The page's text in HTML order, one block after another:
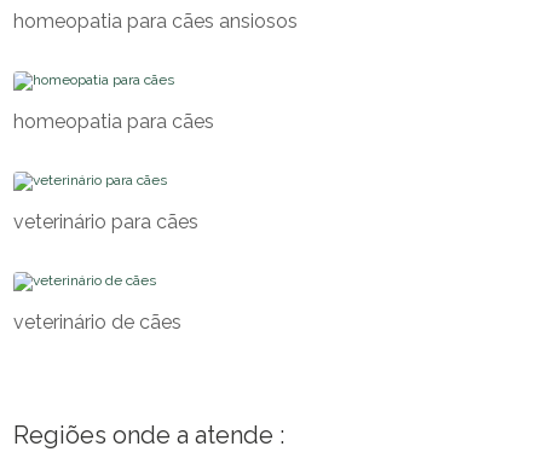
homeopatia para cães ansiosos
homeopatia para cães
veterinário para cães
veterinário de cães
Regiões onde a atende :